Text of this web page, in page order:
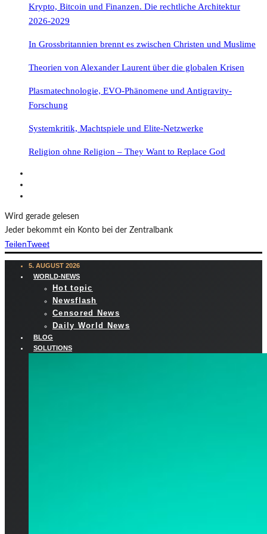
Krypto, Bitcoin und Finanzen. Die rechtliche Architektur
2026-2029
In Grossbritannien brennt es zwischen Christen und Muslime
Theorien von Alexander Laurent über die globalen Krisen
Plasmatechnologie, EVO-Phänomene und Antigravity-
Forschung
Systemkritik, Machtspiele und Elite-Netzwerke
Religion ohne Religion – They Want to Replace God
Wird gerade gelesen
Jeder bekommt ein Konto bei der Zentralbank
TeilenTweet
5. AUGUST 2026
WORLD-NEWS
Hot topic
Newsflash
Censored News
Daily World News
BLOG
SOLUTIONS